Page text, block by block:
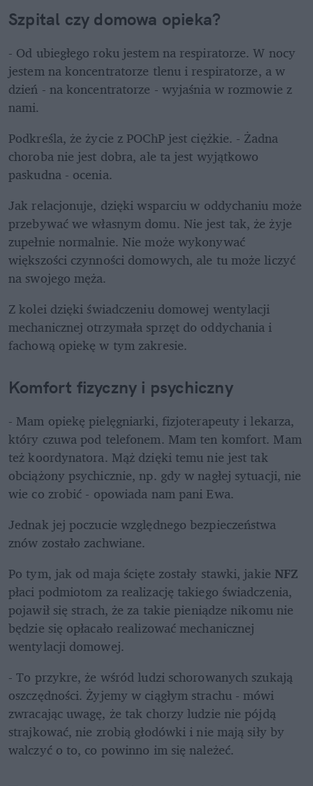
Szpital czy domowa opieka?
- Od ubiegłego roku jestem na respiratorze. W nocy
jestem na koncentratorze tlenu i respiratorze, a w
dzień - na koncentratorze - wyjaśnia w rozmowie z
nami.
Podkreśla, że życie z POChP jest ciężkie. - Żadna
choroba nie jest dobra, ale ta jest wyjątkowo
paskudna - ocenia.
Jak relacjonuje, dzięki wsparciu w oddychaniu może
przebywać we własnym domu. Nie jest tak, że żyje
zupełnie normalnie. Nie może wykonywać
większości czynności domowych, ale tu może liczyć
na swojego męża.
Z kolei dzięki świadczeniu domowej wentylacji
mechanicznej otrzymała sprzęt do oddychania i
fachową opiekę w tym zakresie.
Komfort fizyczny i psychiczny
- Mam opiekę pielęgniarki, fizjoterapeuty i lekarza,
który czuwa pod telefonem. Mam ten komfort. Mam
też koordynatora. Mąż dzięki temu nie jest tak
obciążony psychicznie, np. gdy w nagłej sytuacji, nie
wie co zrobić - opowiada nam pani Ewa.
Jednak jej poczucie względnego bezpieczeństwa
znów zostało zachwiane.
Po tym, jak od maja ścięte zostały stawki, jakie NFZ
płaci podmiotom za realizację takiego świadczenia,
pojawił się strach, że za takie pieniądze nikomu nie
będzie się opłacało realizować mechanicznej
wentylacji domowej.
- To przykre, że wśród ludzi schorowanych szukają
oszczędności. Żyjemy w ciągłym strachu - mówi
zwracając uwagę, że tak chorzy ludzie nie pójdą
strajkować, nie zrobią głodówki i nie mają siły by
walczyć o to, co powinno im się należeć.